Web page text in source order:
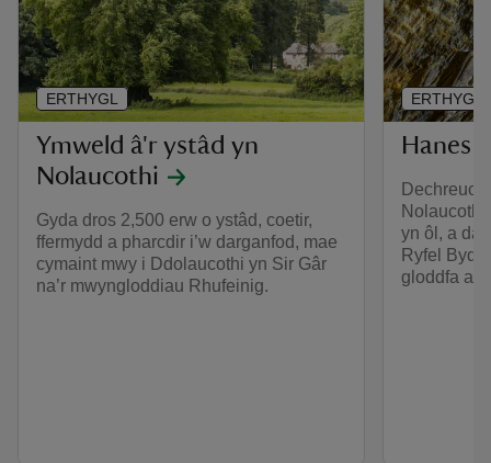
Ymweld â'r ystâd yn
Nolaucothi
Gyda dros 2,500 erw o ystâd, coetir,
ffermydd a pharcdir i’w darganfod, mae
cymaint mwy i Ddolaucothi yn Sir Gâr
na’r mwyngloddiau Rhufeinig.
ERTHYGL
Hanes
Nolaucothi
yn ôl, a
Ryfel Byd.
gloddfa
ERTHYGL